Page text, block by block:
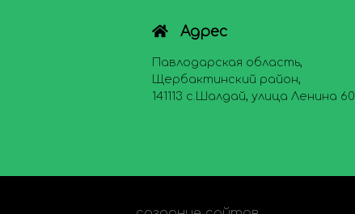
Адрес
Павлодарская область,
Щербактинский район,
141113 с.Шалдай, улица Ленина 60